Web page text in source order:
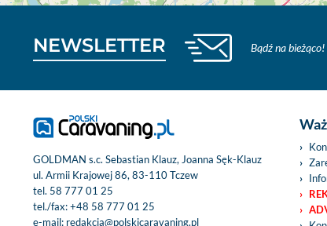
NEWSLETTER Bądź na
GOLDMAN s.c. Sebastian Klauz, Joanna Sęk-Klauz
ul. Armii Krajowej 86, 83-110 Tczew
tel. 58 777 01 25
tel./fax:+48 58 777 01 25
e-mail: redakcja@polskicaravaning.pl